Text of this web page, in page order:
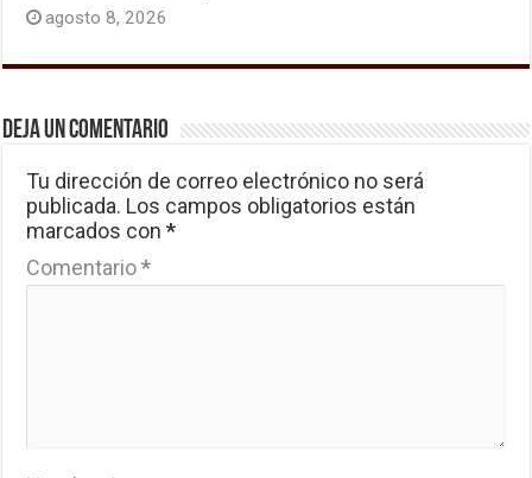
agosto 8, 2026
Deja un comentario
Tu dirección de correo electrónico no será
publicada. Los campos obligatorios están
marcados con*
Comentario*